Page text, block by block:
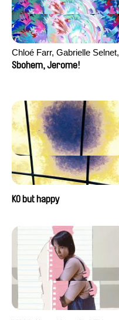
Chloé Farr, Gabrielle Selnet,
Adam Sillard
Sbohem, Jerome!
KO but happy